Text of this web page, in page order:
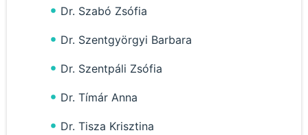
Dr. Szabó Zsófia
Dr. Szentgyörgyi Barbara
Dr. Szentpáli Zsófia
Dr. Tímár Anna
Dr. Tisza Krisztina